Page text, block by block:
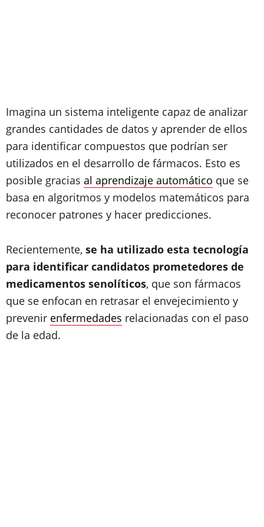
Imagina un sistema inteligente capaz de analizar
grandes cantidades de datos y aprender de ellos
para identificar compuestos que podrían ser
utilizados en el desarrollo de fármacos. Esto es
posible gracias al aprendizaje automático que se
basa en algoritmos y modelos matemáticos para
reconocer patrones y hacer predicciones.
Recientemente, se ha utilizado esta tecnología
para identificar candidatos prometedores de
medicamentos senolíticos, que son fármacos
que se enfocan en retrasar el envejecimiento y
prevenir enfermedades relacionadas con el paso
de la edad.